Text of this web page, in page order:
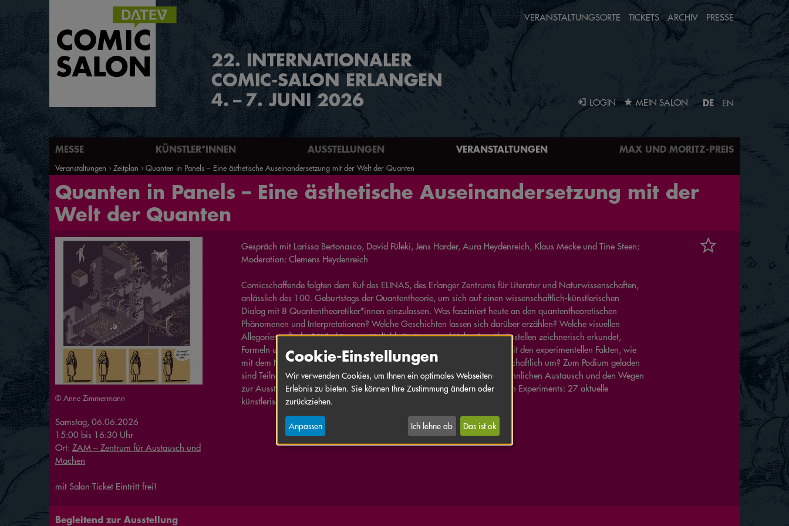
22. INTERNATIONALER
COMIC-SALON ERLANGEN
4. –7. JUNI 2026 LOGIN MEIN SALON DE EN
MESSE KÜNSTLER*INNEN AUSSTELLUNGEN VERANSTALTUNGEN MAX UND MORITZ-PREIS
VERANSTALTUNGSORTE TICKETS ARCHIV PRESSE
Veranstaltungen Zeitplan Quanten in Panels – Eine ästhetische Auseinandersetzung mit der Welt der Quanten
Quanten in Panels – Eine ästhetische Auseinandersetzung mit der
Welt der Quanten
© Anne Zimmermann
Samstag, 06.06.2026
15:00 bis 16:30 Uhr
Ort: ZAM – Zentrum für Austausch und
Machen
mit Salon-Ticket Eintritt frei!
Gespräch mit Larissa Bertonasco, David Füleki, Jens Harder, Aura Heydenreich, Klaus Mecke und Tine Steen;
Moderation: Clemens Heydenreich
Comicschaffende folgten dem Ruf des ELINAS, des Erlanger Zentrums für Literatur und Naturwissenschaften,
anlässlich des 100. Geburtstags der Quantentheorie, um sich auf einen wissenschaftlich-künstlerischen
Dialog mit 8 Quantentheoretiker*innen einzulassen. Was fasziniert heute an den quantentheoretischen
Phänomenen und Interpretationen? Welche Geschichten lassen sich darüber erzählen? Welche visuellen
Allegorien erfinden? Wie können Möglichkeitsräume und Unbestimmtheitsstellen zeichnerisch erkundet,
Formeln und Experimente mit Kunst verschränkt werden? Wie geht man mit den experimentellen Fakten, wie
mit dem Nicht-Wissen oder Noch-Nicht-Wissen künstlerisch und wissenschaftlich um? Zum Podium geladen
sind Teilnehmer*innen des Experiments, um gemeinsam über den ungewöhnlichen Austausch und den Wegen
zur Ausstellung zu reflektieren. Diese präsentiert die Ergebnisse des offenen Experiments: 27 aktuelle
künstlerische Perspektiven auf die Quantentheorie.
Begleitend zur Ausstellung
Cookie-Einstellungen
Wir verwenden Cookies, um Ihnen ein optimales Webseiten-
Erlebnis zu bieten. Sie können Ihre Zustimmung ändern oder
zurückziehen.
Anpassen Ich lehne ab Das ist ok